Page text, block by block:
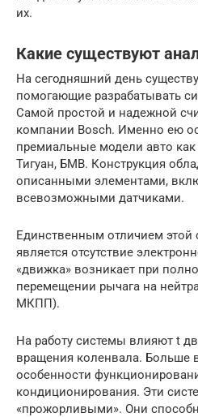
их.
Какие существуют
На сегодняшний день
помогающие разрабатывать
Самой простой и надежной
компании Bosch. Именно ею
премиальные модели авто
Тигуан, БМВ. Конструкция
описанными элементами,
всевозможными датчиками.
Единственным отличием этой
является отсутствие
«движка» возникает при
перемещении рычага на
МКПП).
На работу системы влияют t
вращения коленвала. Больше
особенности
кондиционирования. Эти
«прожорливыми». Они